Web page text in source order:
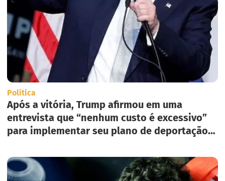
Política
Após a vitória, Trump afirmou em uma
entrevista que “nenhum custo é excessivo”
para implementar seu plano de deportação